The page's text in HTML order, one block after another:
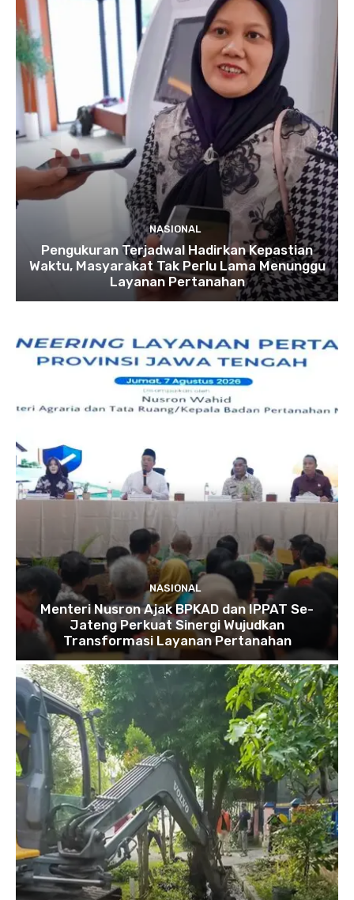
NASIONAL
Pengukuran Terjadwal Hadirkan Kepastian
Waktu, Masyarakat Tak Perlu Lama Menunggu
Layanan Pertanahan
NASIONAL
Menteri Nusron Ajak BPKAD dan IPPAT Se-
Jateng Perkuat Sinergi Wujudkan
Transformasi Layanan Pertanahan